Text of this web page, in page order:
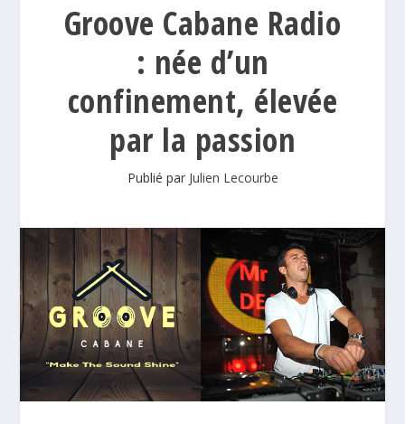
Groove Cabane Radio
: née d’un
confinement, élevée
par la passion
Publié par Julien Lecourbe